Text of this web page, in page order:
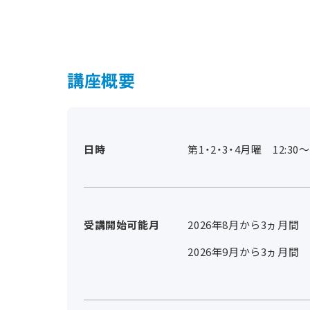
講座概要
日時 第1・2・3・4月曜 12:30
受講開始可能月
2026年8月から3ヵ月間
2026年9月から3ヵ月間